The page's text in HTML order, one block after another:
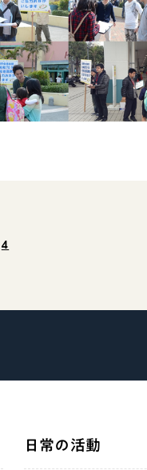
4
日常の活動